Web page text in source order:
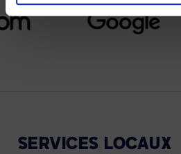
SERVICES LOCAUX